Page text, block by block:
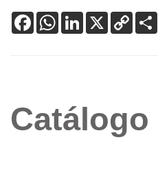
FacebookWhatsApp
LinkedIn
X Copy
Link
Catálogo